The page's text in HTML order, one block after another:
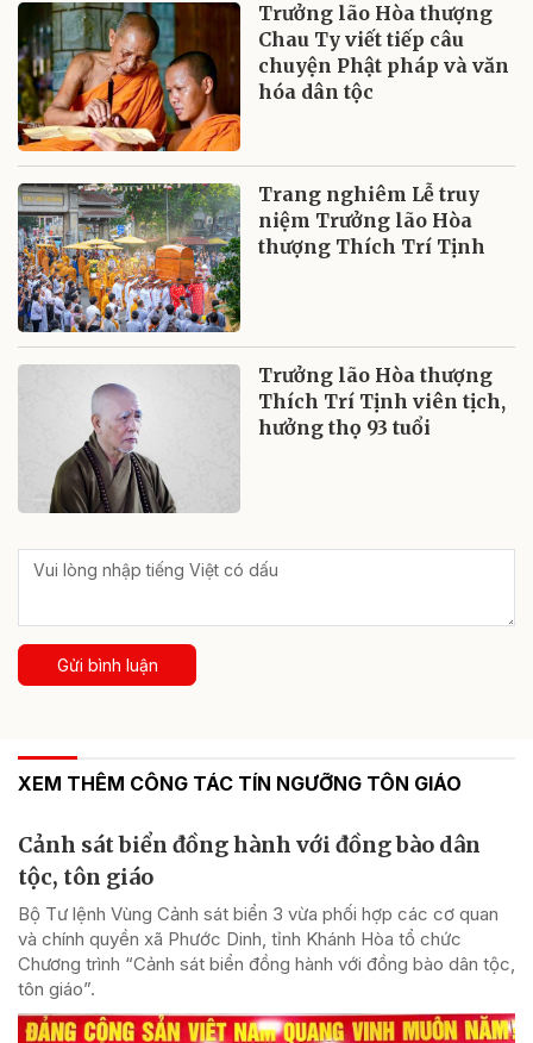
Trưởng lão Hòa thượng
Chau Ty viết tiếp câu
chuyện Phật pháp và văn
hóa dân tộc
Trang nghiêm Lễ truy
niệm Trưởng lão Hòa
thượng Thích Trí Tịnh
Trưởng lão Hòa thượng
Thích Trí Tịnh viên tịch,
hưởng thọ 93 tuổi
Gửi bình luận
XEM THÊM CÔNG TÁC TÍN NGƯỠNG TÔN GIÁO
Cảnh sát biển đồng hành với đồng bào dân
tộc, tôn giáo
Bộ Tư lệnh Vùng Cảnh sát biển 3 vừa phối hợp các cơ quan
và chính quyền xã Phước Dinh, tỉnh Khánh Hòa tổ chức
Chương trình “Cảnh sát biển đồng hành với đồng bào dân tộc,
tôn giáo”.